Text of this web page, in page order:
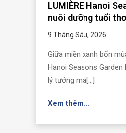
LUMIÈRE Hanoi
nuôi dưỡng tuổi
9 Tháng Sáu, 2026
Giữa miền xanh bốn
Hanoi Seasons
lý tưởng mà[...]
Xem thêm...